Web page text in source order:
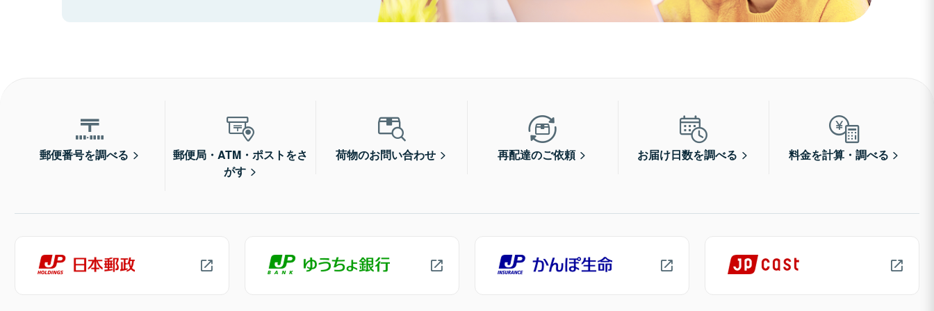
郵便番号を調べる
郵便局・ATM・ポストをさ
がす
荷物のお問い合わせ 再配達のご依頼 お届け日数を調べる 料金を計算・調べる